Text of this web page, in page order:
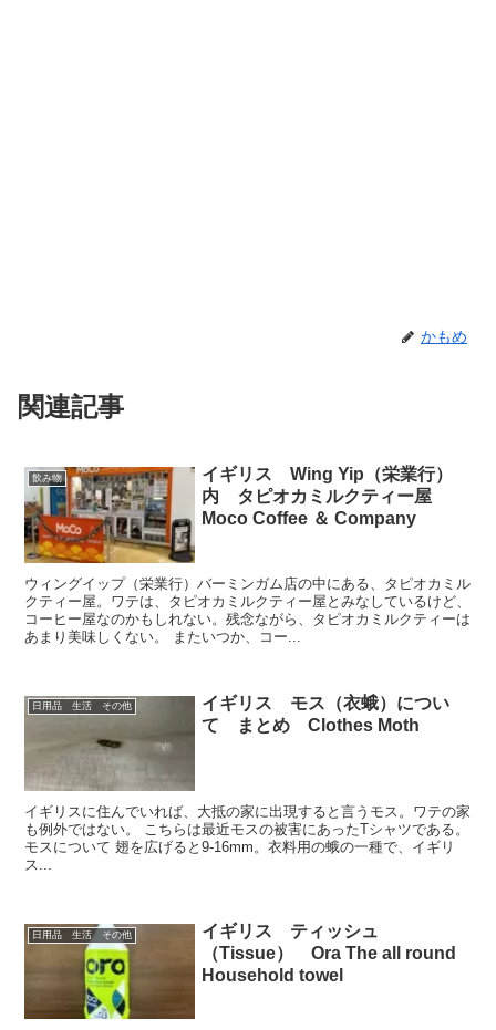
かもめ
関連記事
飲み物
イギリス Wing Yip（栄業行）
内 タピオカミルクティー屋
Moco Coffee ＆ Company
ウィングイップ（栄業行）バーミンガム店の中にある、タピオカミル
クティー屋。ワテは、タピオカミルクティー屋とみなしているけど、
コーヒー屋なのかもしれない。残念ながら、タピオカミルクティーは
あまり美味しくない。 またいつか、コー...
日用品 生活 その他
イギリス モス（衣蛾）につい
て まとめ Clothes Moth
イギリスに住んでいれば、大抵の家に出現すると言うモス。ワテの家
も例外ではない。 こちらは最近モスの被害にあったTシャツである。
モスについて 翅を広げると9-16mm。衣料用の蛾の一種で、イギリ
ス...
日用品 生活 その他
イギリス ティッシュ
（Tissue） Ora The all round
Household towel